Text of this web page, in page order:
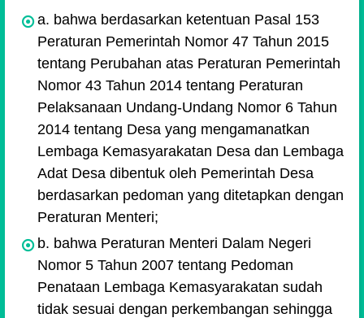
a. bahwa berdasarkan ketentuan Pasal 153
Peraturan Pemerintah Nomor 47 Tahun 2015
tentang Perubahan atas Peraturan Pemerintah
Nomor 43 Tahun 2014 tentang Peraturan
Pelaksanaan Undang-Undang Nomor 6 Tahun
2014 tentang Desa yang mengamanatkan
Lembaga Kemasyarakatan Desa dan Lembaga
Adat Desa dibentuk oleh Pemerintah Desa
berdasarkan pedoman yang ditetapkan dengan
Peraturan Menteri;
b. bahwa Peraturan Menteri Dalam Negeri
Nomor 5 Tahun 2007 tentang Pedoman
Penataan Lembaga Kemasyarakatan sudah
tidak sesuai dengan perkembangan sehingga